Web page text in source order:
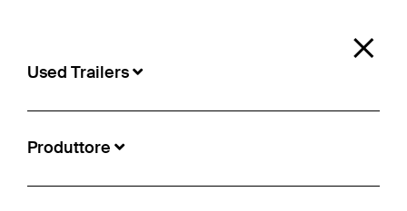
×
Used Trailers
Produttore
Used Trailers
Sede:Paris